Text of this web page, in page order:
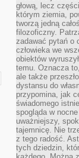
głową, lecz
którym ziemia,
tworzą jedną
filozoficzny.
zadawać pytań o
człowieka we
obiektów
temu. Oznacza
ale także
dystansu do
przypomina, jak
świadomego
spogląda w
uważniejszy,
tajemnicę. Nie
z tego radość.
tych dziedzin,